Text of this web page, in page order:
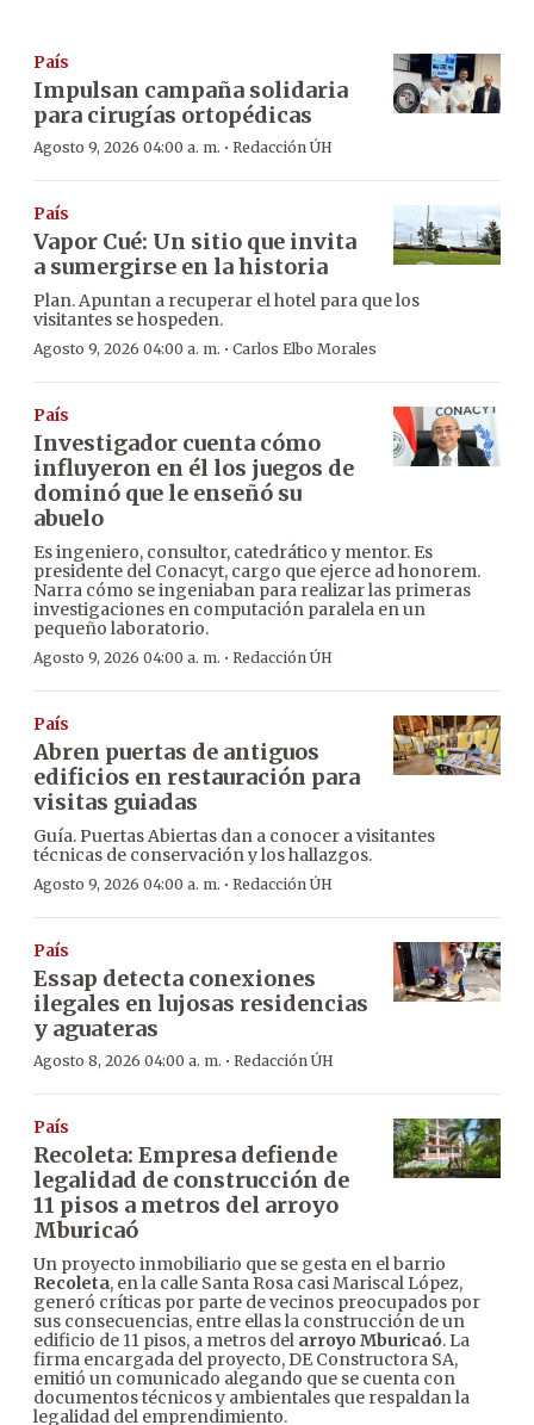
País
Impulsan campaña solidaria
para cirugías ortopédicas
Agosto 9, 2026 04:00 a. m. · Redacción ÚH
País
Vapor Cué: Un sitio que invita
a sumergirse en la historia
Plan. Apuntan a recuperar el hotel para que los
visitantes se hospeden.
Agosto 9, 2026 04:00 a. m. · Carlos Elbo Morales
País
Investigador cuenta cómo
influyeron en él los juegos de
dominó que le enseñó su
abuelo
Es ingeniero, consultor, catedrático y mentor. Es
presidente del Conacyt, cargo que ejerce ad honorem.
Narra cómo se ingeniaban para realizar las primeras
investigaciones en computación paralela en un
pequeño laboratorio.
Agosto 9, 2026 04:00 a. m. · Redacción ÚH
País
Abren puertas de antiguos
edificios en restauración para
visitas guiadas
Guía. Puertas Abiertas dan a conocer a visitantes
técnicas de conservación y los hallazgos.
Agosto 9, 2026 04:00 a. m. · Redacción ÚH
País
Essap detecta conexiones
ilegales en lujosas residencias
y aguateras
Agosto 8, 2026 04:00 a. m. · Redacción ÚH
País
Recoleta: Empresa defiende
legalidad de construcción de
11 pisos a metros del arroyo
Mburicaó
Un proyecto inmobiliario que se gesta en el barrio
Recoleta, en la calle Santa Rosa casi Mariscal López,
generó críticas por parte de vecinos preocupados por
sus consecuencias, entre ellas la construcción de un
edificio de 11 pisos, a metros del arroyo Mburicaó. La
firma encargada del proyecto, DE Constructora SA,
emitió un comunicado alegando que se cuenta con
documentos técnicos y ambientales que respaldan la
legalidad del emprendimiento.